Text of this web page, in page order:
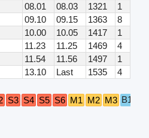
08.01 08.03 1321
1
09.10 09.15 1363
8
10.00 10.05 1417
1
11.23 11.25 1469
4
11.54 11.56 1497
1
13.10 Last 1535
4
S3 S4 S5 S6 M1 M2 M3 B1